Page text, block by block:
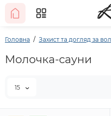
Головна Захист та догляд за
Молочка-сауни
15